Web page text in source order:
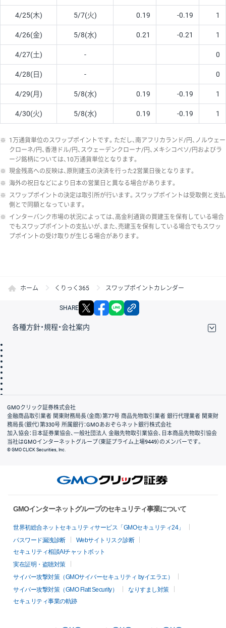
4/25(木) 5/7(火) 0.19 -0.19 1
4/26(金) 5/8(水) 0.21 -0.21 1
4/27(土) - 0
4/28(日) - 0
4/29(月) 5/8(水) 0.19 -0.19 1
4/30(火) 5/8(水) 0.19 -0.19 1
※ 1万通貨単位のスワップポイントです。ただし、南アフリカランド/円、ノルウェー
クローネ/円、香港ドル/円、スウェーデンクローナ/円、メキシコペソ/円およびラ
ージ銘柄については、10万通貨単位となります。
※ 現金残高への反映は、原則建玉の決済を行った2営業日後となります。
※ 海外の祝日などにより日本の営業日と異なる場合があります。
※ スワップポイントの決定は取引所が行います。スワップポイントは受取側と支払
側とで同額となっています。
※ インターバンク市場の状況によっては、高金利通貨の買建玉を保有している場合
でもスワップポイントの支払いが、また、売建玉を保有している場合でもスワッ
プポイントの受け取りが生じる場合があります。
ホーム くりっく365 スワップポイントカレンダー
SHARE X facebook
各種方針・規程・会社案内
会社案内
GMOクリック証券株式会社
金融商品取引業者 関東財務局長（金商）第77号 商品先物取引業者 銀行代理業者 関東財
務局長（銀代）第330号 所属銀行：GMOあおぞらネット銀行株式会社
加入協会：日本証券業協会、一般社団法人 金融先物取引業協会、日本商品先物取引協会
当社はGMOインターネットグループ（東証プライム上場9449）のメンバーです。
© GMO CLICK Securities, Inc.
GMOインターネットグループのセキュリティ事業について
世界初総合ネットセキュリティサービス「GMOセキュリティ24」
パスワード漏洩診断
Webサイトリスク診断
セキュリティ相談AIチャットボット
実在証明・盗聴対策
サイバー攻撃対策（GMOサイバーセキュリティ byイエラエ）
サイバー攻撃対策（GMO Flatt Security）
なりすまし対策
セキュリティ事業の軌跡